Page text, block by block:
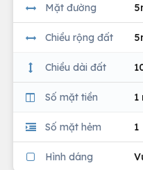
Mặt đường
Chiều rộng đất
Chiều dài đất
Số mặt tiền 1
Số mặt hẻm 1
Hình dáng